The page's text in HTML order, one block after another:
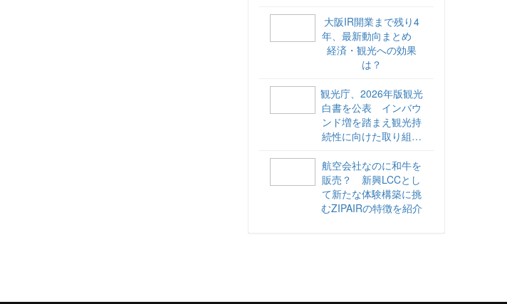
海外DMOのリアル
vol.6】
大阪IR開業まで残り4
年、最新動向まとめ
経済・観光への効果
は？
観光庁、2026年版観光
白書を公表 インバウ
ンド増を踏まえ観光持
続性に向けた取り組み
航空会社なのに和牛を
販売？ 新興LCCとし
て新たな体験構築に挑
むZIPAIRの特徴を紹介